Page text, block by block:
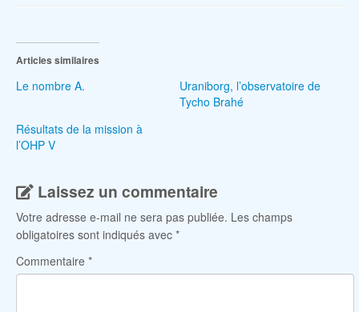
Articles similaires
Le nombre A.
Uraniborg, l’observatoire de
Tycho Brahé
Résultats de la mission à
l’OHP V
Laissez un commentaire
Votre adresse e-mail ne sera pas publiée. Les champs
obligatoires sont indiqués avec *
Commentaire *